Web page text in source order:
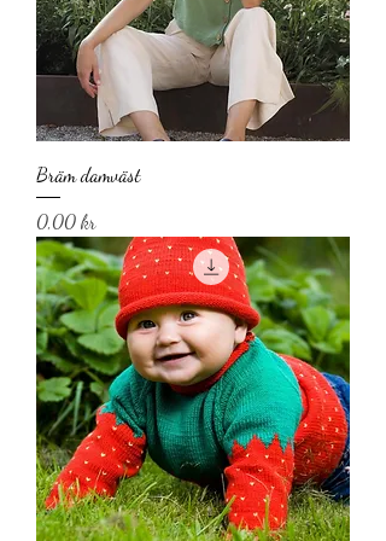
Bräm damväst
Pris
0,00 kr